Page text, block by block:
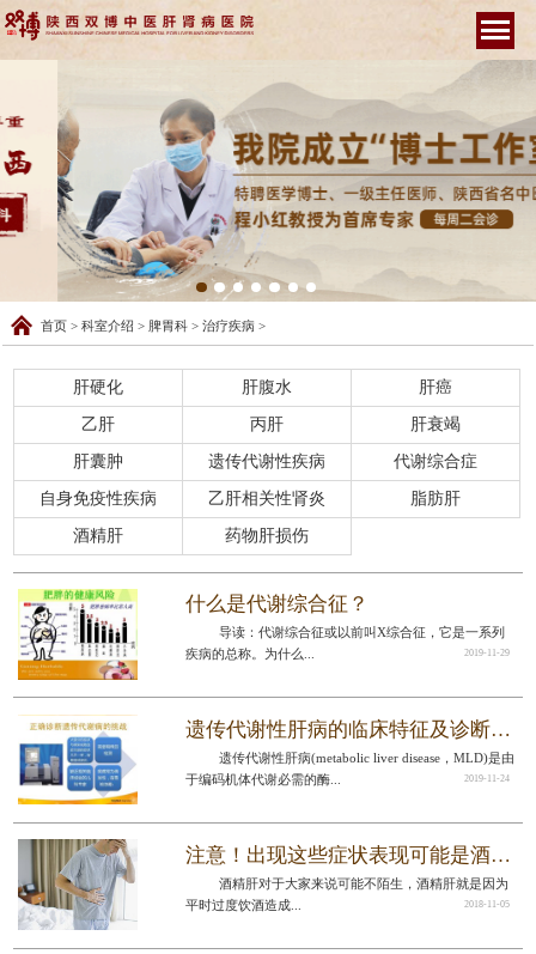
首页 >科室介绍 > 脾胃科 >治疗疾病 >
肝硬化 肝腹水 肝癌
乙肝 丙肝 肝衰竭
肝囊肿 遗传代谢性疾病 代谢综合症
自身免疫性疾病 乙肝相关性肾炎 脂肪肝
酒精肝 药物肝损伤
什么是代谢综合征？
导读：代谢综合征或以前叫X综合征，它是一系列
疾病的总称。为什么...
2019-11-29
遗传代谢性肝病的临床特征及诊断思路
遗传代谢性肝病(metabolic liver disease，MLD)是由
于编码机体代谢必需的酶...
2019-11-24
注意！出现这些症状表现可能是酒精肝来临了!
酒精肝对于大家来说可能不陌生，酒精肝就是因为
平时过度饮酒造成...
2018-11-05